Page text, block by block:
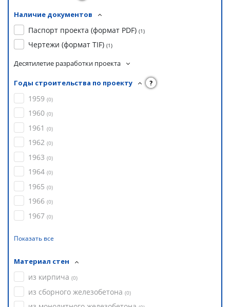
Наличие документов
Паспорт проекта (формат PDF) (1)
Чертежи (формат TIF) (1)
Десятилетие разработки проекта
Годы строительства по проекту ?
1959 (0)
1960 (0)
1961 (0)
1962 (0)
1963 (0)
1964 (0)
1965 (0)
1966 (0)
1967 (0)
Показать все
Материал стен
из кирпича (0)
из сборного железобетона (0)